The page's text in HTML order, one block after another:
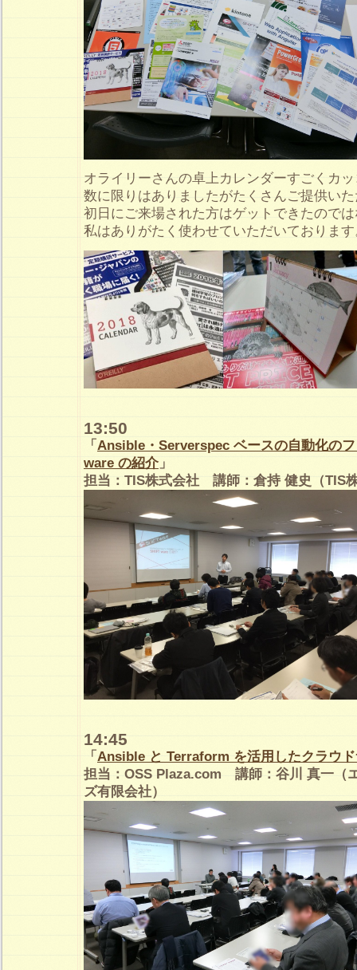
オライリーさんの卓上カレンダーすごくカ
数に限りはありましたがたくさんご提供い
初日にご来場された方はゲットできたので
私はありがたく使わせていただいておりま
13:50
「 Ansible・Serverspec ベースの自動化の
ware の紹介」
担当：TIS株式会社 講師：倉持 健史（TIS
14:45
「 Ansible と Terraform を活用したクラウ
担当：OSS Plaza.com 講師：谷川 真一（
ズ有限会社）